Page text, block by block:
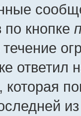
кнопке
течение
которая